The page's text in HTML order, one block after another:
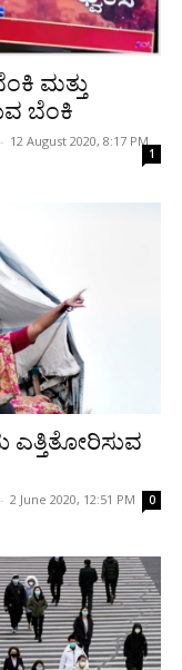
ಮತ್ತು
ಬೆಂಕಿ
- 12 August 2020, 8:17 PM
1
ಎತ್ತಿತೋರಿಸುವ
- 2 June 2020, 12:51 PM 0